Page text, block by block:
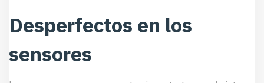
Desperfectos en los
sensores